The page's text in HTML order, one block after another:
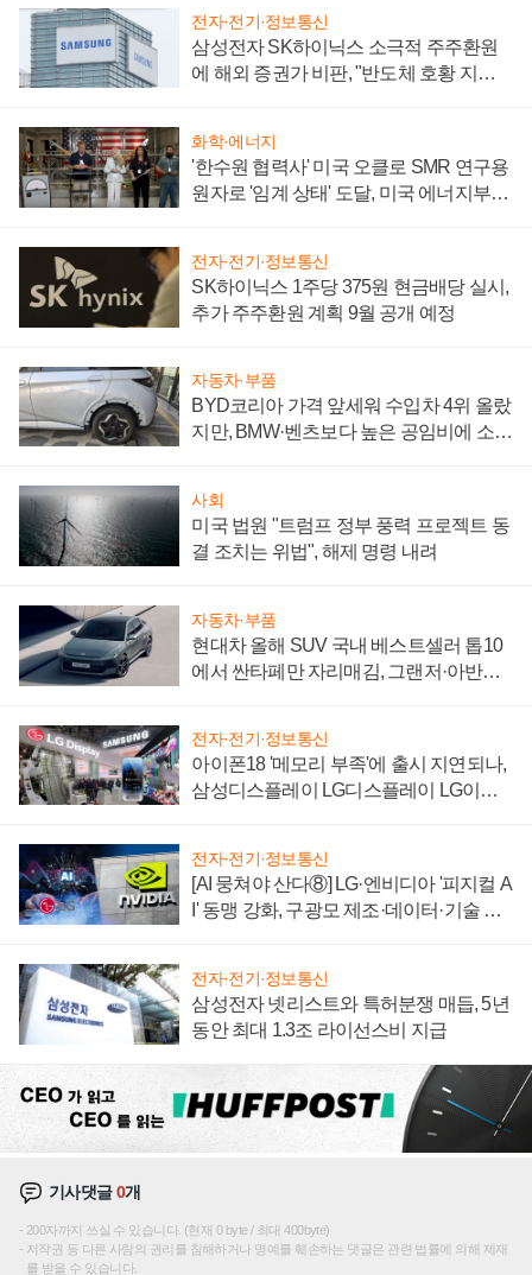
전자·전기·정보통신
삼성전자 SK하이닉스 소극적 주주환원
에 해외 증권가 비판, "반도체 호황 지속
화학·에너지
'한수원 협력사' 미국 오클로 SMR 연구용
원자로 '임계 상태' 도달, 미국 에너지부
전자·전기·정보통신
SK하이닉스 1주당 375원 현금배당 실시,
추가 주주환원 계획 9월 공개 예정
자동차·부품
BYD코리아 가격 앞세워 수입차 4위 올랐
지만, BMW·벤츠보다 높은 공임비에 소비
사회
미국 법원 "트럼프 정부 풍력 프로젝트 동
결 조치는 위법", 해제 명령 내려
자동차·부품
현대차 올해 SUV 국내 베스트셀러 톱10
에서 싼타페만 자리매김, 그랜저·아반떼
전자·전기·정보통신
아이폰18 '메모리 부족'에 출시 지연되나,
삼성디스플레이 LG디스플레이 LG이노
전자·전기·정보통신
[AI 뭉쳐야 산다⑧] LG·엔비디아 '피지컬 A
I' 동맹 강화, 구광모 제조·데이터·기술 결
전자·전기·정보통신
삼성전자 넷리스트와 특허분쟁 매듭, 5년
동안 최대 1.3조 라이선스비 지급
기사댓글0개
200자까지 쓰실 수 있습니다. (현재 0 byte / 최대 400byte)
저작권 등 다른 사람의 권리를 침해하거나 명예를 훼손하는 댓글은 관련 법률에 의해 제재
를 받을 수 있습니다.